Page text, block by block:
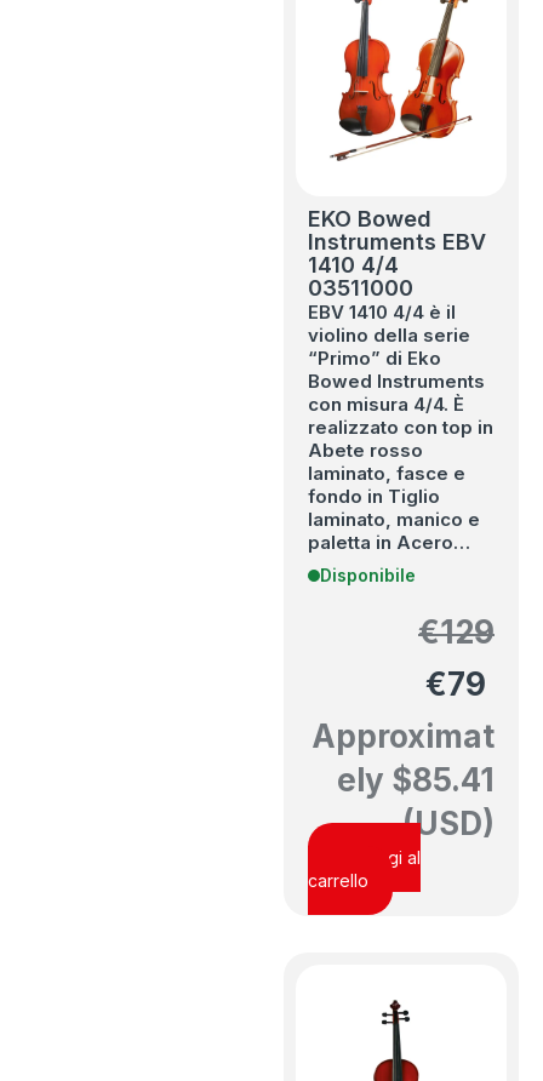
EKO Bowed
Instruments EBV
1410 4/4
03511000
EBV 1410 4/4 è il
violino della serie
“Primo” di Eko
Bowed Instruments
con misura 4/4. È
realizzato con top in
Abete rosso
laminato, fasce e
fondo in Tiglio
laminato, manico e
paletta in Acero…
Disponibile
€129
€79
Approximat
ely $85.41
(USD)
Aggiungi al
carrello